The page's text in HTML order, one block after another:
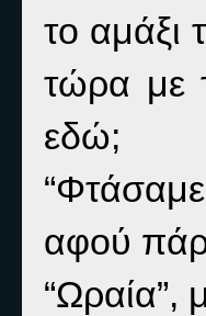
το αμάξι
τώρα με
εδώ;
αφού
“Ωραία”,